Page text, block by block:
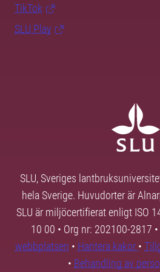
TikTok
SLU Play
SLU, Sveriges
hela Sverige. Huvudorter är
SLU är miljöcertifierat enligt ISO
10 00 • Org nr: 202100-2817 •
webbplatsen • Hantera kakor •
• Behandling av